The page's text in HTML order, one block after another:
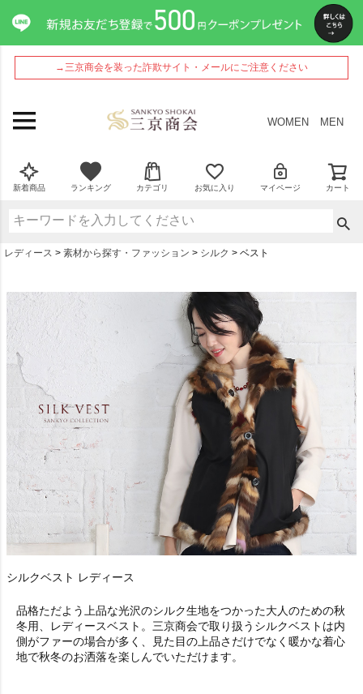
→三京商会を装った詐欺サイト・メールにご注意ください
WOMEN MEN
新着商品 ランキング カテゴリ お気に入り マイページ カート
レディース 素材から探す・ファッション シルク ベスト
シルクベスト レディース
品格ただよう上品な光沢のシルク生地をつかった大人のための秋
冬用、レディースベスト。三京商会で取り扱うシルクベストは内
側がファーの場合が多く、見た目の上品さだけでなく暖かな着心
地で秋冬のお洒落を楽しんでいただけます。